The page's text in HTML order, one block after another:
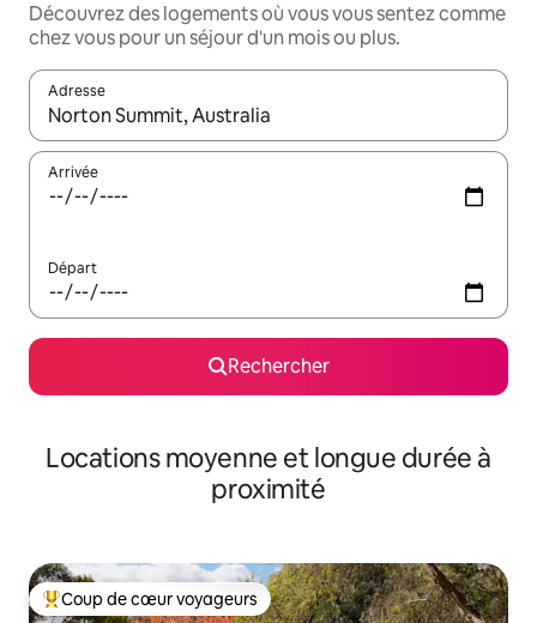
Découvrez des logements où vous vous sentez comme
chez vous pour un séjour d'un mois ou plus.
Adresse
Lorsque les résultats s'affichent, utilisez les flèches vers le
Arrivée
Départ
Rechercher
Locations moyenne et longue durée à
proximité
Coups de cœur voyageurs les plus appréciés
Coup de cœur voyageurs